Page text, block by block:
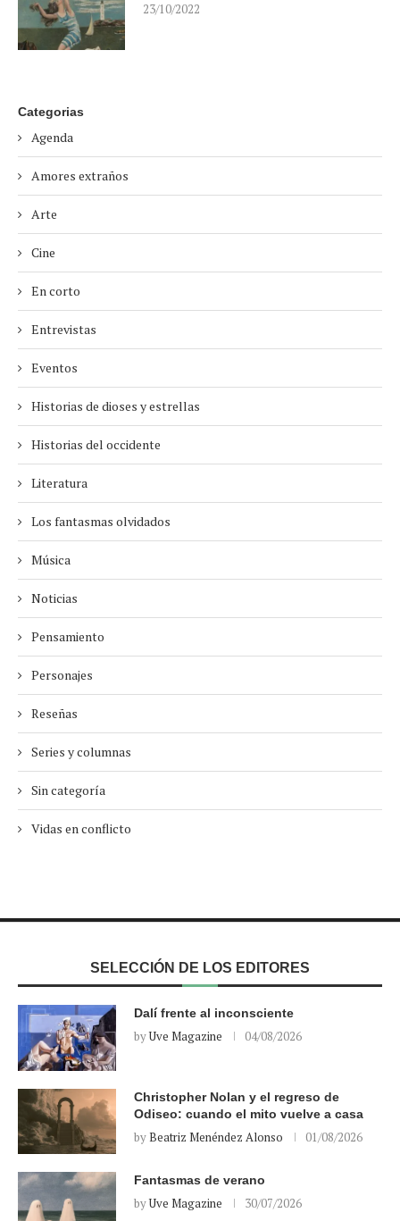
23/10/2022
Categorias
Agenda
Amores extraños
Arte
Cine
En corto
Entrevistas
Eventos
Historias de dioses y estrellas
Historias del occidente
Literatura
Los fantasmas olvidados
Música
Noticias
Pensamiento
Personajes
Reseñas
Series y columnas
Sin categoría
Vidas en conflicto
SELECCIÓN DE LOS EDITORES
Dalí frente al inconsciente
byUve Magazine 04/08/2026
Christopher Nolan y el regreso de
Odiseo: cuando el mito vuelve a casa
byBeatriz Menéndez Alonso 01/08/2026
Fantasmas de verano
byUve Magazine 30/07/2026